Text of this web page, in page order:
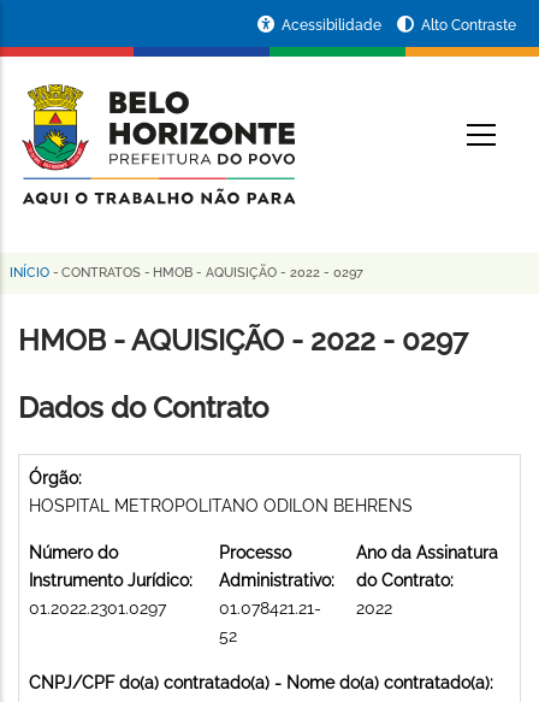
conteúdo
principal
da
Prefeitura
de
Horizonte
Acessibilidade Alto Contraste
Trilha
de
INÍCIO - CONTRATOS - HMOB - AQUISIÇÃO - 2022 - 0297
HMOB - AQUISIÇÃO - 2022 - 0297
Dados do Contrato
Órgão:
HOSPITAL METROPOLITANO ODILON BEHRENS
Número do
Instrumento Jurídico:
01.2022.2301.0297
Processo
Administrativo:
01.078421.21-
52
Ano da Assinatura
do Contrato:
2022
CNPJ/CPF do(a) contratado(a) - Nome do(a) contratado(a):